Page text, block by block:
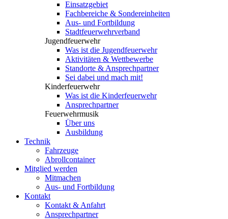
Einsatzgebiet
Fachbereiche & Sondereinheiten
Aus- und Fortbildung
Stadtfeuerwehrverband
Jugendfeuerwehr
Was ist die Jugendfeuerwehr
Aktivitäten & Wettbewerbe
Standorte & Ansprechpartner
Sei dabei und mach mit!
Kinderfeuerwehr
Was ist die Kinderfeuerwehr
Ansprechpartner
Feuerwehrmusik
Über uns
Ausbildung
Technik
Fahrzeuge
Abrollcontainer
Mitglied werden
Mitmachen
Aus- und Fortbildung
Kontakt
Kontakt & Anfahrt
Ansprechpartner